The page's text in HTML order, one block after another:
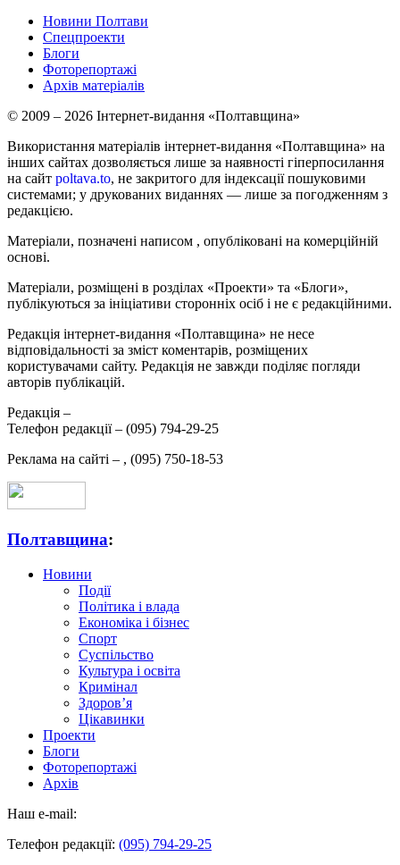
Новини Полтави
Спецпроекти
Блоги
Фоторепортажі
Архів матеріалів
© 2009 – 2026 Інтернет-видання «Полтавщина»
Використання матеріалів інтернет-видання «Полтавщина» на
інших сайтах дозволяється лише за наявності гіперпосилання
на сайт poltava.to, не закритого для індексації пошуковими
системами; у друкованих виданнях — лише за погодженням з
редакцією.
Матеріали, позначені написом , опубліковані на комерційній
основі.
Матеріали, розміщені в розділах «Проекти» та «Блоги»,
публікуються за ініціативи сторонніх осіб і не є редакційними.
Редакція інтернет-видання «Полтавщина» не несе
відповідальності за зміст коментарів, розміщених
користувачами сайту. Редакція не завжди поділяє погляди
авторів публікацій.
Редакція –
Телефон редакції – (095) 794-29-25
Реклама на сайті – , (095) 750-18-53
Полтавщина:
Новини
Події
Політика і влада
Економіка і бізнес
Спорт
Суспільство
Культура і освіта
Кримінал
Здоров’я
Цікавинки
Проекти
Блоги
Фоторепортажі
Архів
Наш e-mail:
Телефон редакції: (095) 794-29-25